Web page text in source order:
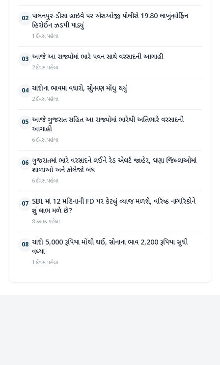
02 પાલનપુર-ડીસા હાઇવે પર એસઓજી પોલીસે 19.80 લાખનું મોર્ફિન
હિરોઈન ઝડપી પાડ્યું
1 દિવસ પહેલા
03 આજે આ રાજ્યોમાં ભારે પવન સાથે વરસાદની આગાહી
2 દિવસ પહેલા
04 ચાંદીના ભાવમાં વધારો, સોનું પણ મોંઘુ થયું
2 દિવસ પહેલા
05 આજે ગુજરાત સહિત આ રાજ્યોમાં ભારેથી અતિભારે વરસાદની
આગાહી
6 દિવસ પહેલા
06 ગુજરાતમાં ભારે વરસાદને લઈને રેડ એલર્ટ જાહેર, ઘણા જિલ્લાઓમાં
શાળાઓ અને કોલેજો બંધ
6 દિવસ પહેલા
07 SBI માં 12 મહિનાની FD પર કેટલું વ્યાજ મળશે, વરિષ્ઠ નાગરિકોને
શું લાભ મળે છે?
8 કલાક પહેલા
08 ચાંદી 5,000 રૂપિયા મોંઘી થઈ, સોનાના ભાવ 2,200 રૂપિયા સુધી
વધ્યા
1 દિવસ પહેલા